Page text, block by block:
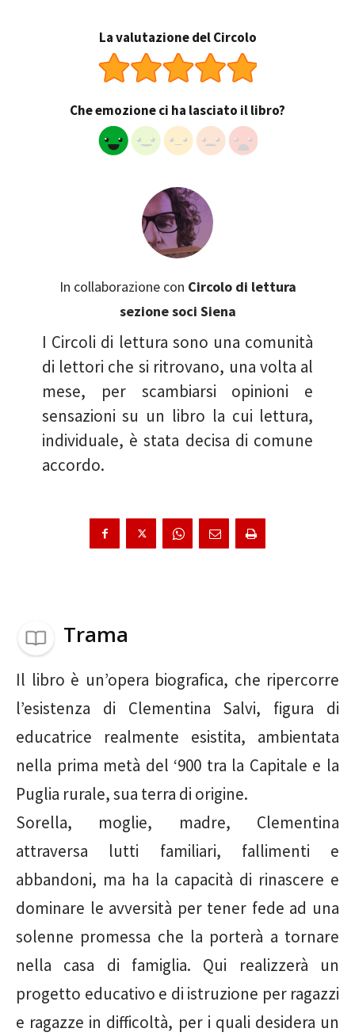
La valutazione del Circolo
Che emozione ci ha lasciato il libro?
In collaborazione con Circolo di lettura
sezione soci Siena
I Circoli di lettura sono una comunità
di lettori che si ritrovano, una volta al
mese, per scambiarsi opinioni e
sensazioni su un libro la cui lettura,
individuale, è stata decisa di comune
accordo.
Trama
Il libro è un’opera biografica, che ripercorre
l’esistenza di Clementina Salvi, figura di
educatrice realmente esistita, ambientata
nella prima metà del ‘900 tra la Capitale e la
Puglia rurale, sua terra di origine.
Sorella, moglie, madre, Clementina
attraversa lutti familiari, fallimenti e
abbandoni, ma ha la capacità di rinascere e
dominare le avversità per tener fede ad una
solenne promessa che la porterà a tornare
nella casa di famiglia. Qui realizzerà un
progetto educativo e di istruzione per ragazzi
e ragazze in difficoltà, per i quali desidera un